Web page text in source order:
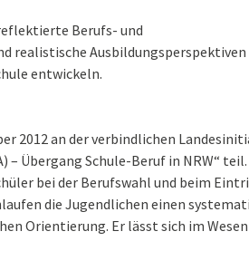
Berufs- und
realistische Ausbildungsperspektiven
entwickeln.
2012 an der verbindlichen
– Übergang Schule-Beruf in NRW“ teil.
bei der Berufswahl und beim
die Jugendlichen einen
Orientierung. Er lässt sich im